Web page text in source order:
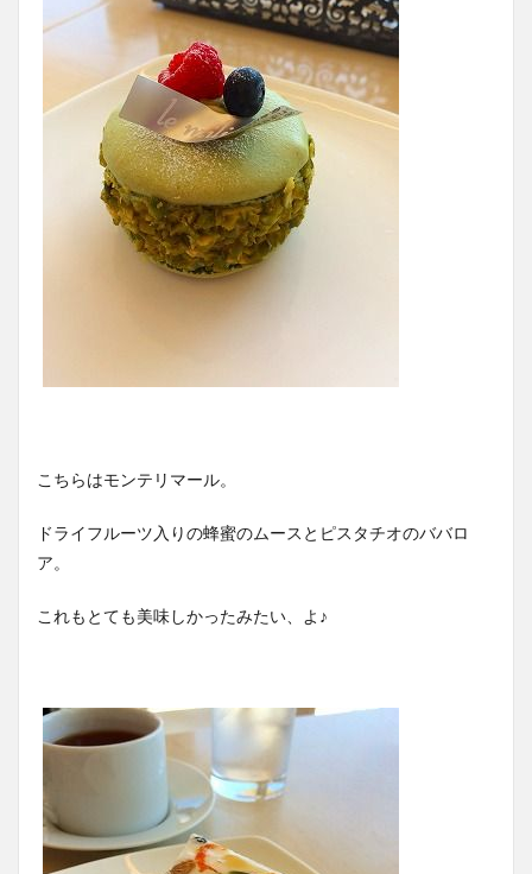
こちらはモンテリマール。
ドライフルーツ入りの蜂蜜のムースとピスタチオのババロ
ア。
これもとても美味しかったみたい、よ♪